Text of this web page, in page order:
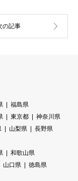
福島県
東京都
神奈川県
山梨県
長野県
和歌山県
山口県
徳島県